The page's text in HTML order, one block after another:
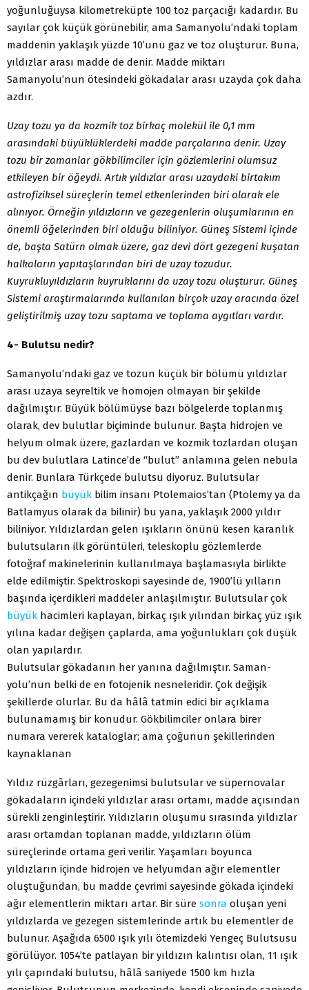
yoğunluğuysa kilometreküpte 100 toz parçacığı kadardır. Bu
sayılar çok küçük görünebilir, ama Samanyolu’ndaki toplam
maddenin yaklaşık yüzde 10’unu gaz ve toz oluşturur. Buna,
yıldızlar arası madde de denir. Madde miktarı
Samanyolu’nun ötesindeki gökadalar arası uzayda çok daha
azdır.
Uzay tozu ya da kozmik toz birkaç molekül ile 0,1 mm
arasındaki büyüklüklerdeki madde parçalarına denir. Uzay
tozu bir zamanlar gökbilimciler için gözlemlerini olumsuz
etkileyen bir öğeydi. Artık yıldızlar arası uzaydaki birtakım
astrofiziksel süreçlerin temel etkenlerinden biri olarak ele
alınıyor. Örneğin yıldızların ve gezegenlerin oluşumlarının en
önemli öğelerinden biri olduğu biliniyor. Güneş Sistemi içinde
de, başta Satürn olmak üzere, gaz devi dört gezegeni kuşatan
halkaların yapıtaşlarından biri de uzay tozudur.
Kuyrukluyıldızların kuyruklarını da uzay tozu oluşturur. Güneş
Sistemi araştırmalarında kullanılan birçok uzay aracında özel
geliştirilmiş uzay tozu saptama ve toplama aygıtları vardır.
4- Bulutsu nedir?
Samanyolu’ndaki gaz ve tozun küçük bir bölümü yıldızlar
arası uzaya seyreltik ve homojen olmayan bir şekilde
dağılmıştır. Büyük bölümüyse bazı bölgelerde toplanmış
olarak, dev bulutlar biçiminde bulunur. Başta hidrojen ve
helyum olmak üzere, gazlardan ve kozmik tozlardan oluşan
bu dev bulutlara Latince’de “bulut” anlamına gelen nebula
denir. Bunlara Türkçede bulutsu diyoruz. Bulutsular
antikçağın büyük bilim insanı Ptolemaios’tan (Ptolemy ya da
Batlamyus olarak da bilinir) bu yana, yaklaşık 2000 yıldır
biliniyor. Yıldızlardan gelen ışıkların önünü kesen karanlık
bulutsuların ilk görüntüleri, teleskoplu gözlemlerde
fotoğraf makinelerinin kullanılmaya başlamasıyla birlikte
elde edilmiştir. Spektroskopi sayesinde de, 1900’lü yılların
başında içerdikleri maddeler anlaşılmıştır. Bulutsular çok
büyük hacimleri kaplayan, birkaç ışık yılından birkaç yüz ışık
yılına kadar değişen çaplarda, ama yoğunlukları çok düşük
olan yapılardır.
Bulutsular gökadanın her yanına dağılmıştır. Saman-
yolu’nun belki de en fotojenik nesneleridir. Çok değişik
şekillerde olurlar. Bu da hâlâ tatmin edici bir açıklama
bulunamamış bir konudur. Gökbilimciler onlara birer
numara vererek kataloglar; ama çoğunun şekillerinden
kaynaklanan
Yıldız rüzgârları, gezegenimsi bulutsular ve süpernovalar
gökadaların içindeki yıldızlar arası ortamı, madde açısından
sürekli zenginleştirir. Yıldızların oluşumu sırasında yıldızlar
arası ortamdan toplanan madde, yıldızların ölüm
süreçlerinde ortama geri verilir. Yaşamları boyunca
yıldızların içinde hidrojen ve helyumdan ağır elementler
oluştuğundan, bu madde çevrimi sayesinde gökada içindeki
ağır elementlerin miktarı artar. Bir süre sonra oluşan yeni
yıldızlarda ve gezegen sistemlerinde artık bu elementler de
bulunur. Aşağıda 6500 ışık yılı ötemizdeki Yengeç Bulutsusu
görülüyor. 1054’te patlayan bir yıldızın kalıntısı olan, 11 ışık
yılı çapındaki bulutsu, hâlâ saniyede 1500 km hızla